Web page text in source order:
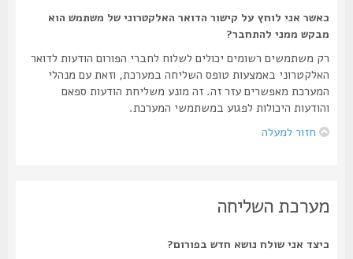
כאשר אני לוחץ על קישור הדואר האלקטרוני של משתמש הוא
מבקש ממני להתחבר?
רק משתמשים רשומים יכולים לשלוח לחברי הפורום הודעות לדואר
האלקטרוני באמצעות טופס השליחה במערכת, וזאת עם מנהלי
המערכת מאפשרים עזר זה. זה מונע משליחת הודעות ספאם
והודעות היכולות לפגוע במשתמשי המערכת.
חזור למעלה
מערכת השליחה
כיצד אני שולח נושא חדש בפורום?